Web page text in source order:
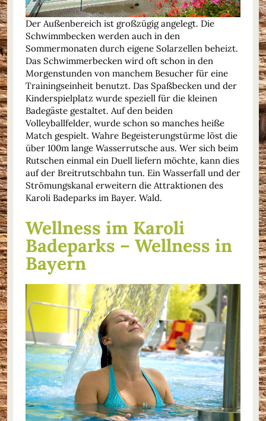
Der Außenbereich ist großzügig angelegt. Die
Schwimmbecken werden auch in den
Sommermonaten durch eigene Solarzellen beheizt.
Das Schwimmerbecken wird oft schon in den
Morgenstunden von manchem Besucher für eine
Trainingseinheit benutzt. Das Spaßbecken und der
Kinderspielplatz wurde speziell für die kleinen
Badegäste gestaltet. Auf den beiden
Volleyballfelder, wurde schon so manches heiße
Match gespielt. Wahre Begeisterungstürme löst die
über 100m lange Wasserrutsche aus. Wer sich beim
Rutschen einmal ein Duell liefern möchte, kann dies
auf der Breitrutschbahn tun. Ein Wasserfall und der
Strömungskanal erweitern die Attraktionen des
Karoli Badeparks im Bayer. Wald.
Wellness im Karoli
Badeparks – Wellness in
Bayern